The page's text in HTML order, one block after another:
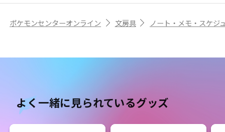
ポケモンセンターオンライン 文房具 ノート・メモ・スケジ
よく一緒に見られているグッズ